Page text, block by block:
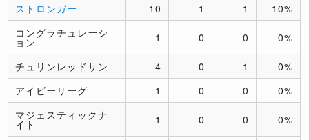
ストロンガー
10 1 1
10%
コングラチュレーシ
ョン 1 0 0 0%
チュリンレッドサン 4 0 1
0%
アイビーリーグ
1 0 0
0%
マジェスティックナ
イト 1 0 0 0%